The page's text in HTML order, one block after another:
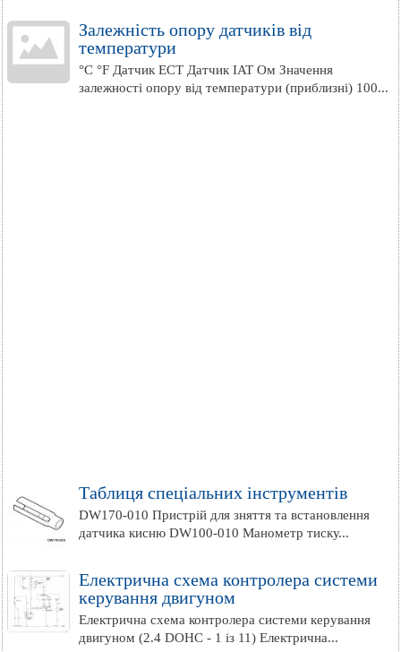
Залежність опору датчиків від
температури
°C °F Датчик ECT Датчик IAT Ом Значення
залежності опору від температури (приблизні) 100...
Таблиця спеціальних інструментів
DW170-010 Пристрій для зняття та встановлення
датчика кисню DW100-010 Манометр тиску...
Електрична схема контролера системи
керування двигуном
Електрична схема контролера системи керування
двигуном (2.4 DOHC - 1 із 11) Електрична...